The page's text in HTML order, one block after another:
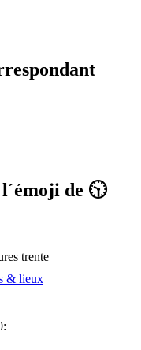
de 🕥
trente
& lieux